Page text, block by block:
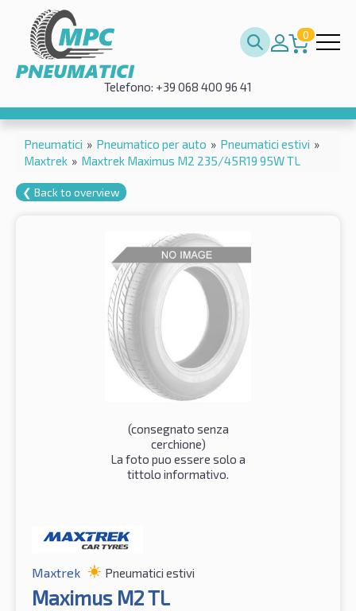
0
Telefono: +39 068 400 96 41
Pneumatici » Pneumatico per auto » Pneumatici estivi »
Maxtrek » Maxtrek Maximus M2 235/45R19 95W TL
❮ Back to overview
(consegnato senza
cerchione)
La foto puo essere solo a
tittolo informativo.
Maxtrek Pneumatici estivi
Maximus M2 TL